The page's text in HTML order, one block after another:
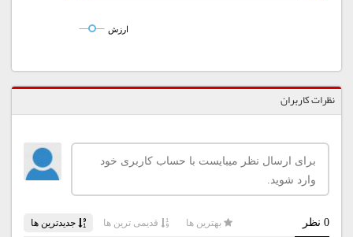
ارزش
نظرات کاربران